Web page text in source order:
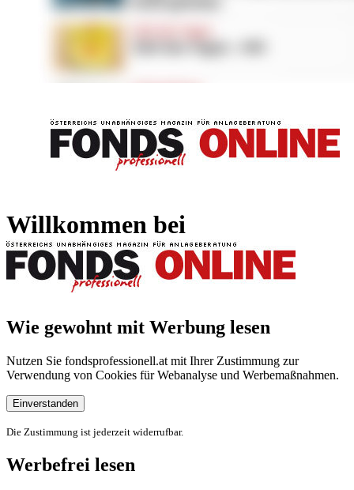
Willkommen bei
Wie gewohnt mit Werbung lesen
Nutzen Sie fondsprofessionell.at mit Ihrer Zustimmung zur
Verwendung von Cookies für Webanalyse und Werbemaßnahmen.
Einverstanden
Die Zustimmung ist jederzeit widerrufbar.
Werbefrei lesen